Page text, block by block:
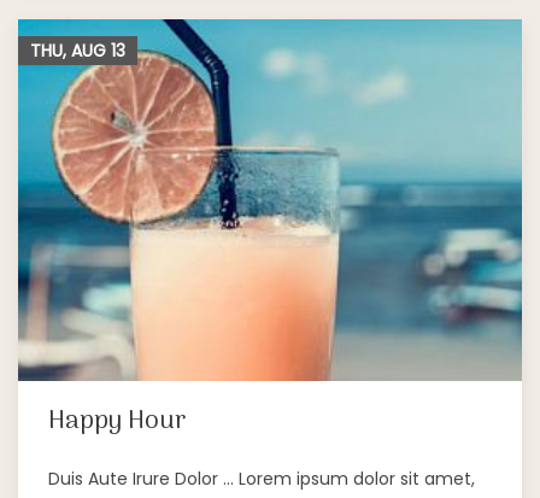
Happy Hour
Duis Aute Irure Dolor … Lorem ipsum dolor sit amet,
THU, AUG 13